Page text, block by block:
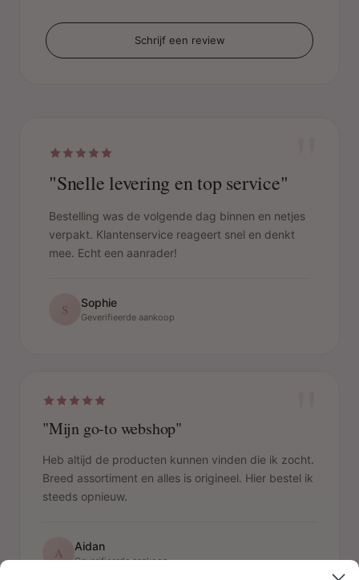
Schrijf een review
"Snelle levering en top service"
Bestelling was de volgende dag binnen en netjes
verpakt. Klantenservice reageert snel en denkt
mee. Echt een aanrader!
S Sophie
Geverifieerde aankoop
"Mijn go-to webshop"
Heb altijd de producten kunnen vinden die ik zocht.
Breed assortiment en alles is origineel. Hier bestel ik
steeds opnieuw.
A Aidan
Geverifieerde aankoop